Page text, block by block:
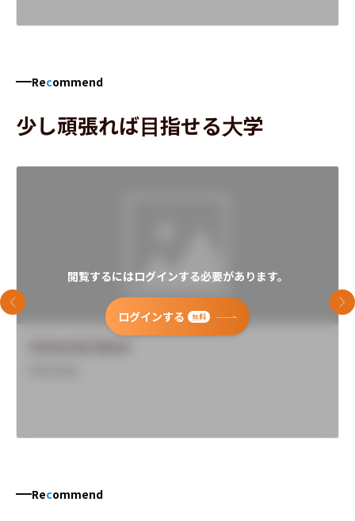
Recommend
少し頑張れば目指せる大学
閲覧するにはログインする必要があります。
ログインする 無料
前のスライド 次
Recommend